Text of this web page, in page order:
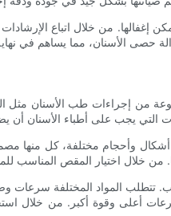
إغفالها. من خلال اتباع
من إجراءات طب الأسنان
وأحجام مختلفة، كل منها
تتطلب المواد المختلفة
أعلى وقوة أكبر. من خلال